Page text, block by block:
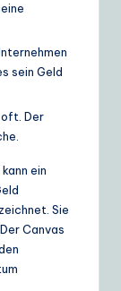
sein Geld
Der
ein
Sie
Canvas